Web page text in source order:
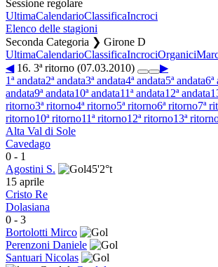
Sessione regolare
UltimaCalendarioClassificaIncroci
Elenco delle stagioni
Seconda Categoria ❯ Girone D
UltimaCalendarioClassificaIncrociOrganici
◀16. 3ª ritorno (07.03.2010)
▶
1ª andata2ª andata3ª andata4ª andata5ª andata6ª
andata9ª andata10ª andata11ª andata12ª andata
ritorno3ª ritorno4ª ritorno5ª ritorno6ª ritorno7ª
ritorno10ª ritorno11ª ritorno12ª ritorno13ª
Alta Val di Sole
Cavedago
0 - 1
Agostini S.
45'2°t
15 aprile
Cristo Re
Dolasiana
0 - 3
Bortolotti Mirco
Perenzoni Daniele
Santuari Nicolas